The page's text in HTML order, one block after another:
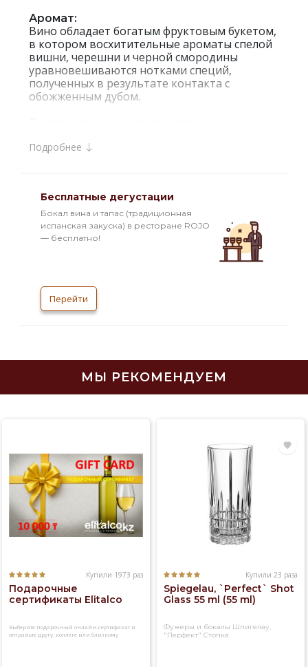
Аромат:
Вино обладает богатым фруктовым букетом,
в котором восхитительные ароматы спелой
вишни, черешни и черной смородины
уравновешиваются нотками специй,
полученных в результате контакта с
обожженным дубом.
зрелых сыров, пасты, дичи и блюд из
Виноград Каберне Совиньон, используемый
для изготовления красного сухого вина
Estate Cabernet Sauvignon, выращивается в
долине Аконкагуа. Виноградники
располагаются в окрестностях хозяйства Дон
преобладает средиземноморский климат с
умеренно теплыми летними днями. Резкое
колебание суточных температур
Подробнее
Бесплатные дегустации
Бокал вина и тапас (традиционная
испанская закуска) в ресторане ROJO
— бесплатно!
Перейти
МЫ РЕКОМЕНДУЕМ
Купили 1973 раз
Подарочные
сертификаты Elitalco
Выберите подарочный онлайн-сертификат и
отправьте другу, коллеге или близкому
Купили 23 раза
Spiegelau, `Perfect` Shot
Glass 55 ml (55 ml)
Фужеры и бокалы Шпигелау,
"Перфект" Стопка